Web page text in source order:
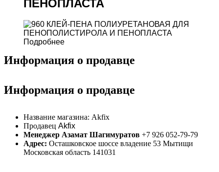
ПЕНОПЛАСТА
Подробнее
Информация о продавце
Информация о продавце
Название магазина: Akfix
Продавец Akfix
Менеджер Азамат Шагимуратов +7 926 052-79-79
Адрес: Осташковское шоссе владение 53 Мытищи
Московская область 141031